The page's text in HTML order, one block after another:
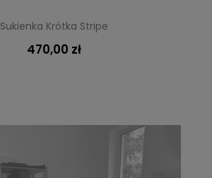
Sukienka Krótka Stripe
470,00 zł